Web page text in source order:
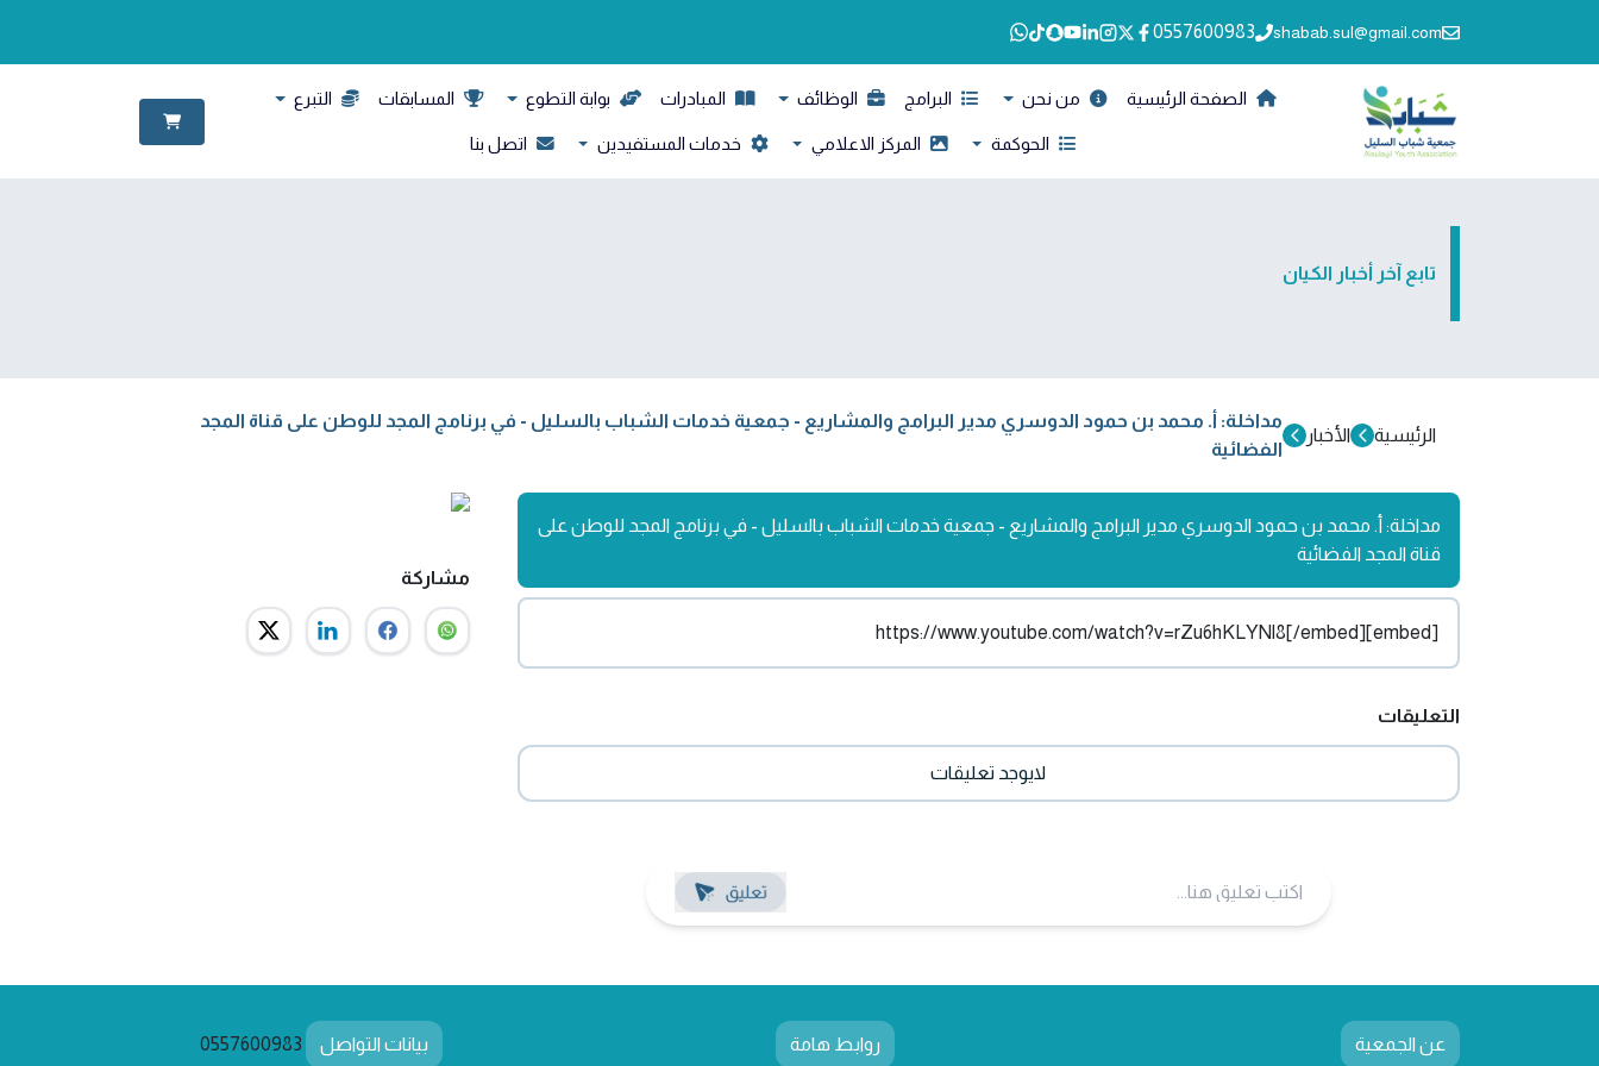
shabab.sul@gmail.com
0557600983
الصفحة الرئيسية من نحن البرامج الوظائف المبادرات بوابة التطوع المسابقات التبرع
الحوكمة المركز الاعلامي خدمات المستفيدين اتصل بنا
تابع آخر أخبار الكيان
الرئيسية الأخبار
مداخلة: أ. محمد بن حمود الدوسري مدير البرامج والمشاريع - جمعية خدمات الشباب بالسليل - في برنامج المجد للوطن على قناة المجد
الفضائية
مداخلة: أ. محمد بن حمود الدوسري مدير البرامج والمشاريع - جمعية خدمات الشباب بالسليل - في برنامج المجد للوطن على
قناة المجد الفضائية
[embed]https://www.youtube.com/watch?v=rZu6hKLYNl8[/embed]
التعليقات
لايوجد تعليقات
مشاركة
عن الجمعية روابط هامة بيانات التواصل 0557600983